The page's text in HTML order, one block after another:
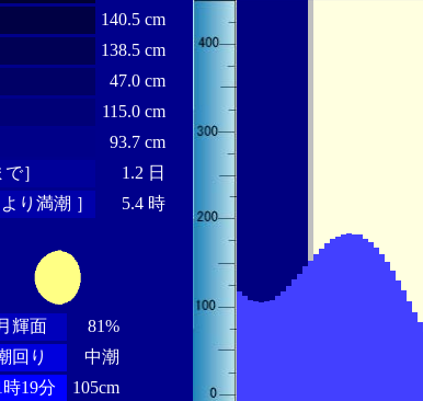
140.5 cm
138.5 cm
47.0 cm
115.0 cm
93.7 cm
］
1.2 日
り満潮 ］
5.4 時
輝面
81%
回り
中潮
時19分
105cm